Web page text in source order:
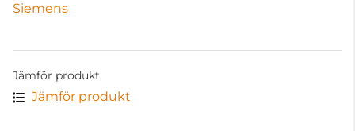
Siemens
Jämför produkt
Jämför produkt